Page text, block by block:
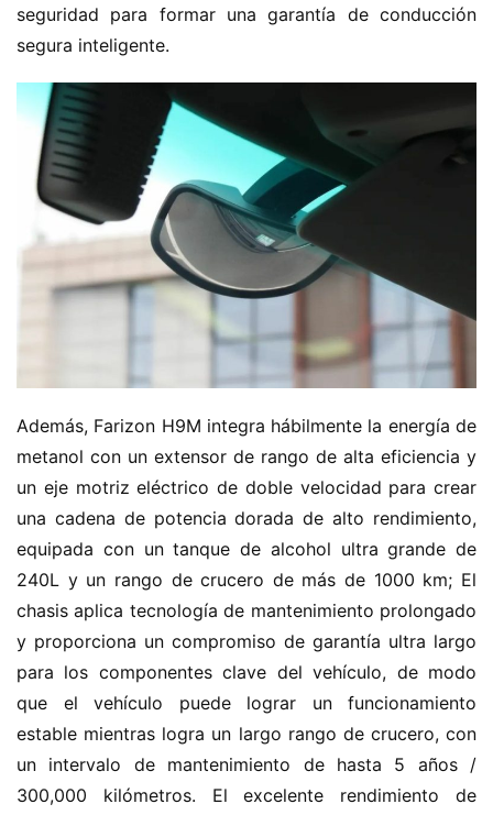
seguridad para formar una garantía de conducción
segura inteligente.
Además, Farizon H9M integra hábilmente la energía de
metanol con un extensor de rango de alta eficiencia y
un eje motriz eléctrico de doble velocidad para crear
una cadena de potencia dorada de alto rendimiento,
equipada con un tanque de alcohol ultra grande de
240L y un rango de crucero de más de 1000 km; El
chasis aplica tecnología de mantenimiento prolongado
y proporciona un compromiso de garantía ultra largo
para los componentes clave del vehículo, de modo
que el vehículo puede lograr un funcionamiento
estable mientras logra un largo rango de crucero, con
un intervalo de mantenimiento de hasta 5 años /
300,000 kilómetros. El excelente rendimiento de